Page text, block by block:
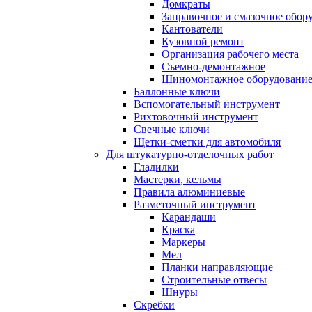
Домкраты
Заправочное и смазочное
Кантователи
Кузовной ремонт
Организация рабочего места
Съемно-демонтажное
Шиномонтажное оборудование
Баллонные ключи
Вспомогательный инструмент
Рихтовочный инструмент
Свечные ключи
Щетки-сметки для автомобиля
Для штукатурно-отделочных работ
Гладилки
Мастерки, кельмы
Правила алюминиевые
Разметочный инструмент
Карандаши
Краска
Маркеры
Мел
Планки направляющие
Строительные отвесы
Шнуры
Скребки